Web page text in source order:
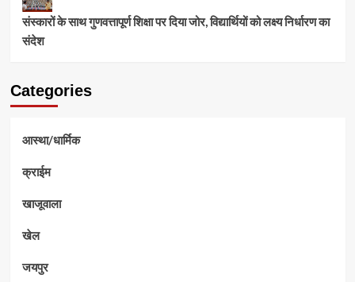
संस्कारों के साथ गुणवत्तापूर्ण शिक्षा पर दिया जोर, विद्यार्थियों को लक्ष्य निर्धारण का
संदेश
Categories
आस्था/धार्मिक
क्राईम
खाजूवाला
खेल
जयपुर